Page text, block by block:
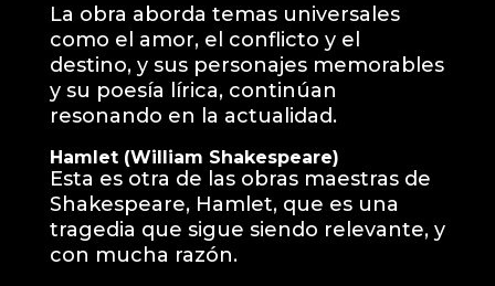
La obra aborda temas universales
como el amor, el conflicto y el
destino, y sus personajes memorables
y su poesía lírica, continúan
resonando en la actualidad.
Hamlet (William Shakespeare)
Esta es otra de las obras maestras de
Shakespeare, Hamlet, que es una
tragedia que sigue siendo relevante, y
con mucha razón.